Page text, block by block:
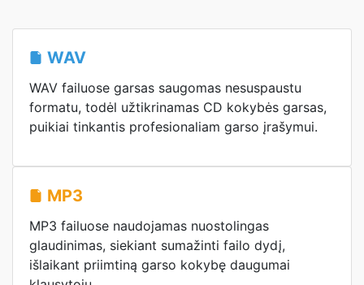
WAV
WAV failuose garsas saugomas nesuspaustu
formatu, todėl užtikrinamas CD kokybės garsas,
puikiai tinkantis profesionaliam garso įrašymui.
MP3
MP3 failuose naudojamas nuostolingas
glaudinimas, siekiant sumažinti failo dydį,
išlaikant priimtiną garso kokybę daugumai